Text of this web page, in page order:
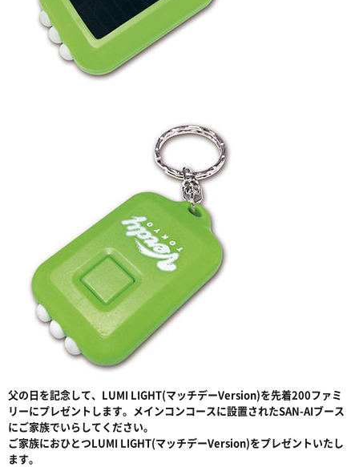
父の日を記念して、LUMI LIGHT(マッチデーVersion)を先着200ファミ
リーにプレゼントします。メインコンコースに設置されたSAN-AIブース
にご家族でいらしてください。
ご家族におひとつLUMI LIGHT(マッチデーVersion)をプレゼントいたし
ます。